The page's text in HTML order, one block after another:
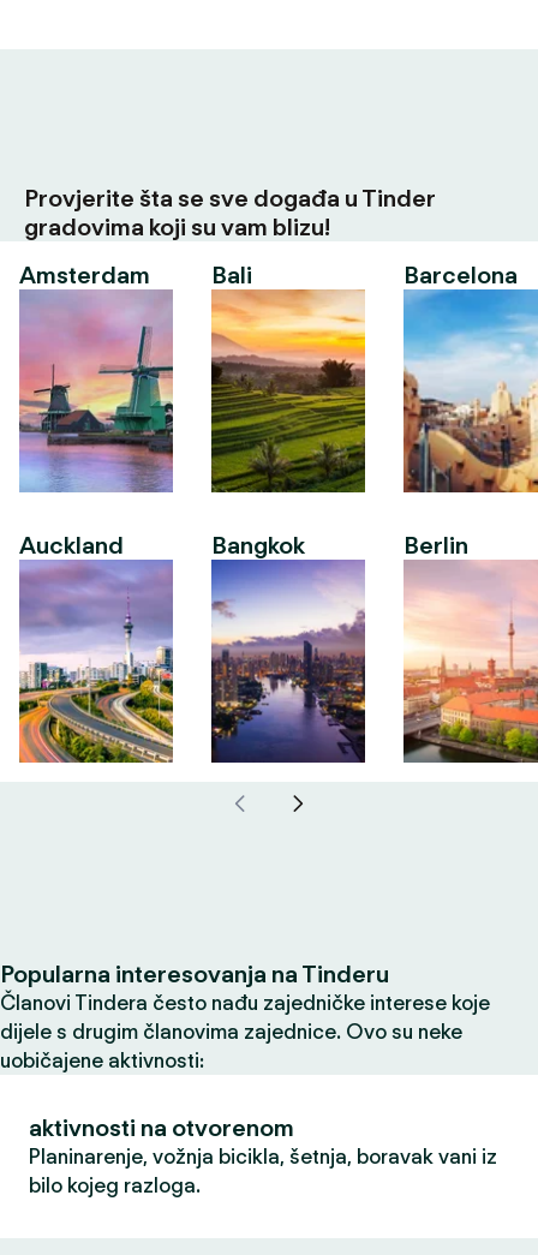
Provjerite šta se sve događa u Tinder
gradovima koji su vam blizu!
Amsterdam
Auckland
Bali
Bangkok
Barcelona
Berlin
Popularna interesovanja na Tinderu
Članovi Tindera često nađu zajedničke interese koje
dijele s drugim članovima zajednice. Ovo su neke
uobičajene aktivnosti:
aktivnosti na otvorenom
Planinarenje, vožnja bicikla, šetnja, boravak vani iz
bilo kojeg razloga.